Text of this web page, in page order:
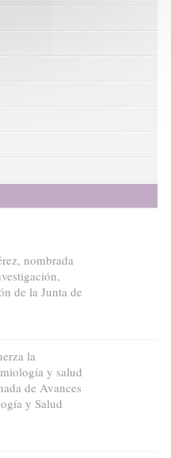
nombrada
de la Junta de
la
y salud
de Avances
y Salud